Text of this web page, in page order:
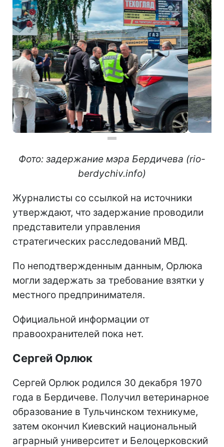
Фото: задержание мэра Бердичева (rio-
berdychiv.info)
Журналисты со ссылкой на источники
утверждают, что задержание проводили
представители управления
стратегических расследований МВД.
По неподтвержденным данным, Орлюка
могли задержать за требование взятки у
местного предпринимателя.
Официальной информации от
правоохранителей пока нет.
Сергей Орлюк
Сергей Орлюк родился 30 декабря 1970
года в Бердичеве. Получил ветеринарное
образование в Тульчинском техникуме,
затем окончил Киевский национальный
аграрный университет и Белоцерковский